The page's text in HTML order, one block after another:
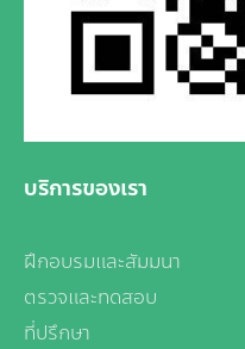
บริการของเรา
ฝึกอบรมและสัมมนา
ตรวจและทดสอบ
ที่ปรึกษา